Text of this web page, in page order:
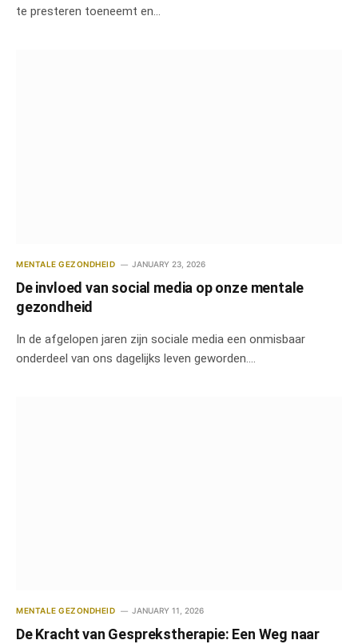
te presteren toeneemt en…
MENTALE GEZONDHEID JANUARY 23, 2026
De invloed van social media op onze mentale
gezondheid
In de afgelopen jaren zijn sociale media een onmisbaar
onderdeel van ons dagelijks leven geworden.…
MENTALE GEZONDHEID JANUARY 11, 2026
De Kracht van Gesprekstherapie: Een Weg naar